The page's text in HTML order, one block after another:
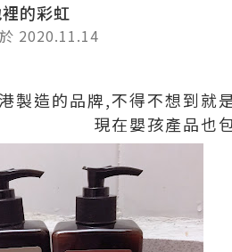
的彩虹
2020.11.14
製造的品牌,不得不想到就
現在嬰孩產品也